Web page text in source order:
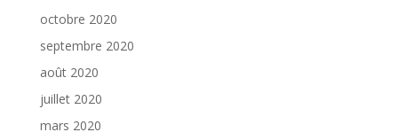
octobre 2020
septembre 2020
août 2020
juillet 2020
mars 2020